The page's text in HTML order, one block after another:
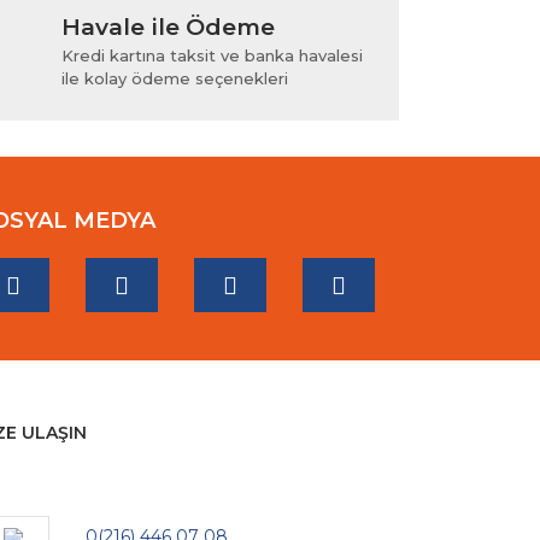
Havale ile Ödeme
Kredi kartına taksit ve banka havalesi
ile kolay ödeme seçenekleri
MEDYA
ULAŞIN